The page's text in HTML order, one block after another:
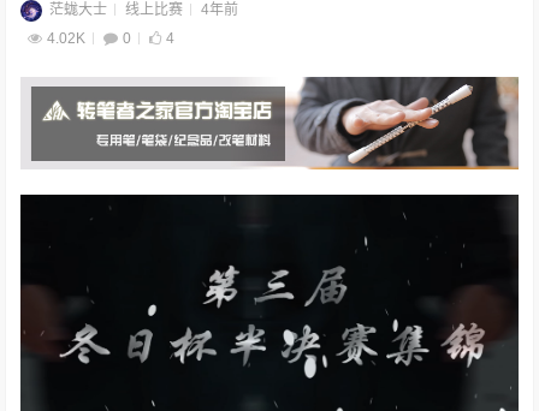
茫蛖大士 线上比赛
4年前
4.02K
0 4